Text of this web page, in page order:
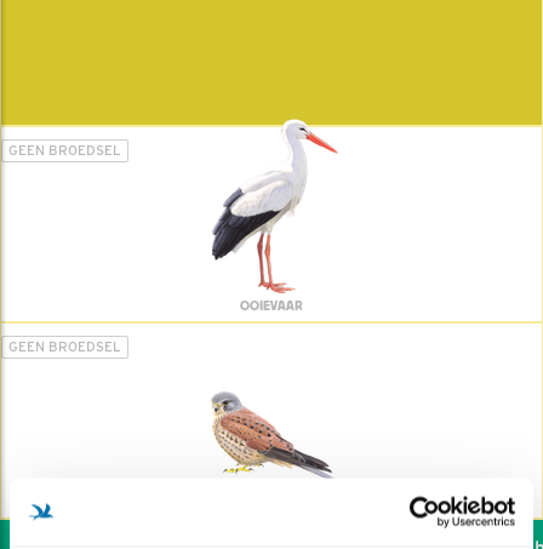
GEEN BROEDSEL
OOIEVAAR
GEEN BROEDSEL